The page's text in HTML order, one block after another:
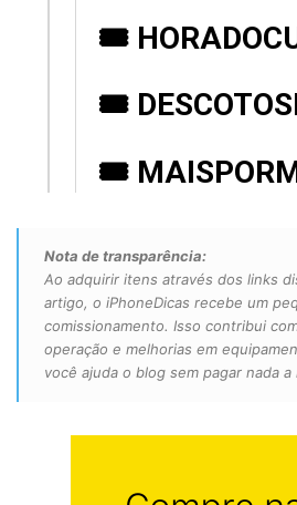
Nota de transparência:
Ao adquirir itens através dos links
artigo, o iPhoneDicas recebe um
comissionamento. Isso contribui
operação e melhorias em
você ajuda o blog sem pagar nada